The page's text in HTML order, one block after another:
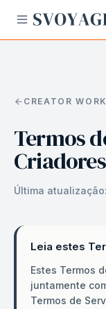
CREATOR
Termos
Criadores
Última atualização:
Leia estes
Estes Termos
juntamente
Termos de